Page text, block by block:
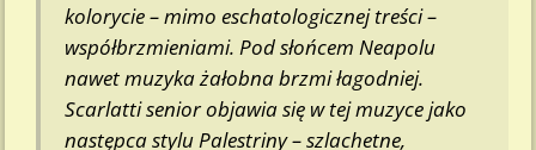
kolorycie – mimo eschatologicznej treści –
współbrzmieniami. Pod słońcem Neapolu
nawet muzyka żałobna brzmi łagodniej.
Scarlatti senior objawia się w tej muzyce jako
następca stylu Palestriny – szlachetne,